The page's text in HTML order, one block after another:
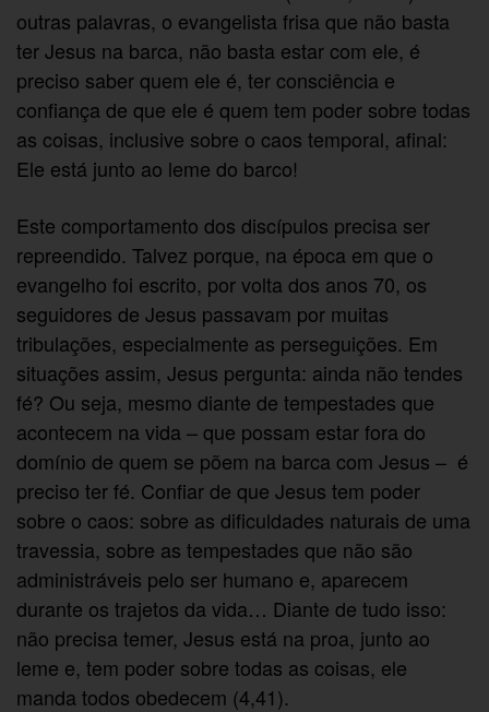
outras palavras, o evangelista frisa que não basta
ter Jesus na barca, não basta estar com ele, é
preciso saber quem ele é, ter consciência e
confiança de que ele é quem tem poder sobre todas
as coisas, inclusive sobre o caos temporal, afinal:
Ele está junto ao leme do barco!
Este comportamento dos discípulos precisa ser
repreendido. Talvez porque, na época em que o
evangelho foi escrito, por volta dos anos 70, os
seguidores de Jesus passavam por muitas
tribulações, especialmente as perseguições. Em
situações assim, Jesus pergunta: ainda não tendes
fé? Ou seja, mesmo diante de tempestades que
acontecem na vida – que possam estar fora do
domínio de quem se põem na barca com Jesus – é
preciso ter fé. Confiar de que Jesus tem poder
sobre o caos: sobre as dificuldades naturais de uma
travessia, sobre as tempestades que não são
administráveis pelo ser humano e, aparecem
durante os trajetos da vida… Diante de tudo isso:
não precisa temer, Jesus está na proa, junto ao
leme e, tem poder sobre todas as coisas, ele
manda todos obedecem (4,41).